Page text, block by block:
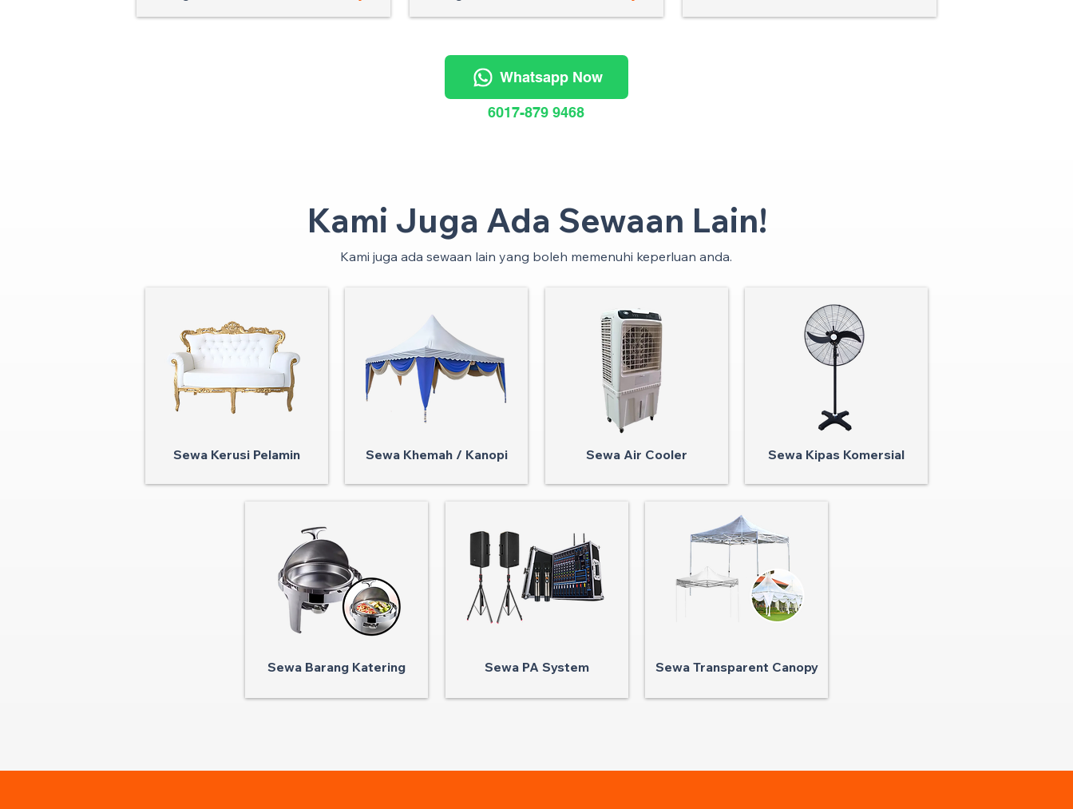
Whatsapp Now
6017-879 9468
Kami Juga Ada Sewaan Lain!
Kami juga ada sewaan lain yang boleh memenuhi keperluan anda.
Sewa Kerusi Pelamin Sewa Khemah / Kanopi Sewa Air Cooler Sewa Kipas Komersial
Sewa Barang Katering Sewa PA System Sewa Transparent Canopy